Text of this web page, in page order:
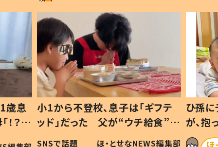
歳息
？」
小1から不登校、息子は「ギフテ
ッド」だった 父が“ウチ給食”を
作り続ける理由とは #令和の親
SNSで話題 ほ・とせなNEWS編集部
ひ孫
が、
「涙が